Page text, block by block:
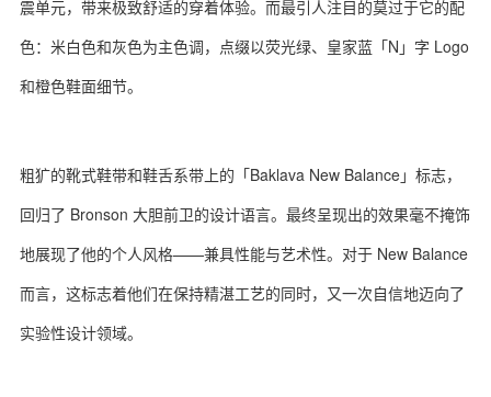
震单元，带来极致舒适的穿着体验。而最引人注目的莫过于它的配
色：米白色和灰色为主色调，点缀以荧光绿、皇家蓝「N」字 Logo
和橙色鞋面细节。
粗犷的靴式鞋带和鞋舌系带上的「Baklava New Balance」标志，
回归了 Bronson 大胆前卫的设计语言。最终呈现出的效果毫不掩饰
地展现了他的个人风格——兼具性能与艺术性。对于 New Balance
而言，这标志着他们在保持精湛工艺的同时，又一次自信地迈向了
实验性设计领域。